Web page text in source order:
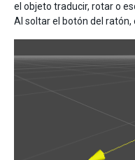
el objeto traducir, rotar o
Al soltar el botón del